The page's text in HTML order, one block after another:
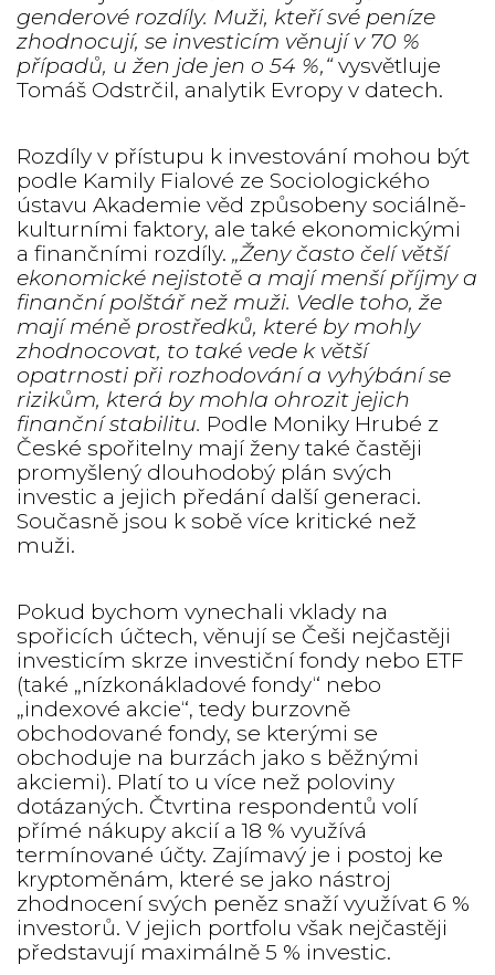
genderové rozdíly. Muži, kteří své peníze
zhodnocují, se investicím věnují v 70 %
případů, u žen jde jen o 54 %,“vysvětluje
Tomáš Odstrčil, analytik Evropy v datech.
Rozdíly v přístupu k investování mohou být
podle Kamily Fialové ze Sociologického
ústavu Akademie věd způsobeny sociálně-
kulturními faktory, ale také ekonomickými
a finančními rozdíly. „Ženy často čelí větší
ekonomické nejistotě a mají menší příjmy a
finanční polštář než muži. Vedle toho, že
mají méně prostředků, které by mohly
zhodnocovat, to také vede k větší
opatrnosti při rozhodování a vyhýbání se
rizikům, která by mohla ohrozit jejich
finanční stabilitu. Podle Moniky Hrubé z
České spořitelny mají ženy také častěji
promyšlený dlouhodobý plán svých
investic a jejich předání další generaci.
Současně jsou k sobě více kritické než
muži.
Pokud bychom vynechali vklady na
spořicích účtech, věnují se Češi nejčastěji
investicím skrze investiční fondy nebo ETF
(také „nízkonákladové fondy“ nebo
„indexové akcie“, tedy burzovně
obchodované fondy, se kterými se
obchoduje na burzách jako s běžnými
akciemi). Platí to u více než poloviny
dotázaných. Čtvrtina respondentů volí
přímé nákupy akcií a 18 % využívá
termínované účty. Zajímavý je i postoj ke
kryptoměnám, které se jako nástroj
zhodnocení svých peněz snaží využívat 6 %
investorů. V jejich portfolu však nejčastěji
představují maximálně 5 % investic.